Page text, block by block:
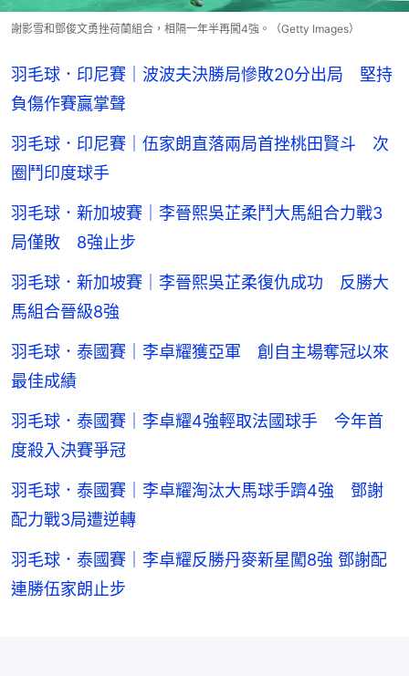
謝影雪和鄧俊文勇挫荷蘭組合，相隔一年半再闖4強。（Getty Images）
羽毛球．印尼賽｜波波夫決勝局慘敗20分出局 堅持
負傷作賽贏掌聲
羽毛球．印尼賽｜伍家朗直落兩局首挫桃田賢斗 次
圈鬥印度球手
羽毛球．新加坡賽｜李晉熙吳芷柔鬥大馬組合力戰3
局僅敗 8強止步
羽毛球．新加坡賽｜李晉熙吳芷柔復仇成功 反勝大
馬組合晉級8強
羽毛球．泰國賽｜李卓耀獲亞軍 創自主場奪冠以來
最佳成績
羽毛球．泰國賽｜李卓耀4強輕取法國球手 今年首
度殺入決賽爭冠
羽毛球．泰國賽｜李卓耀淘汰大馬球手躋4強 鄧謝
配力戰3局遭逆轉
羽毛球．泰國賽｜李卓耀反勝丹麥新星闖8強 鄧謝配
連勝伍家朗止步